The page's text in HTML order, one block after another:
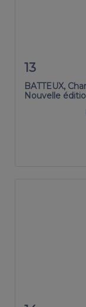
13
BATTEUX,
Nouvelle